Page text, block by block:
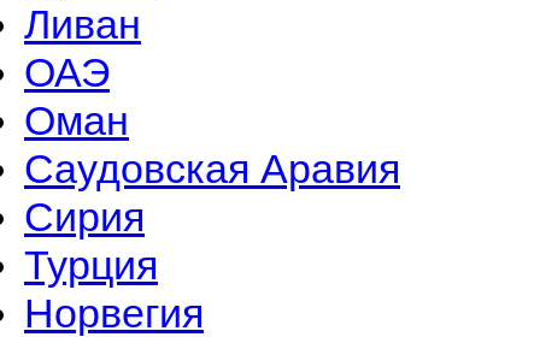
Ливан
ОАЭ
Оман
Саудовская Аравия
Сирия
Турция
Норвегия